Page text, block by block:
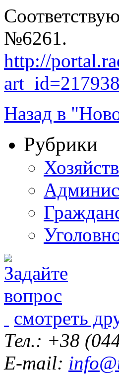
№6261.
http://
Назад в
Рубрики
смотреть
Тел.: +38
E-mail: